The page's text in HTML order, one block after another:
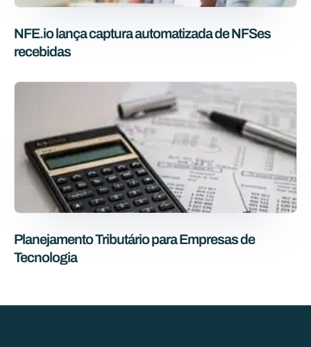
NFE.io lança captura automatizada de NFSes
recebidas
Planejamento Tributário para Empresas de
Tecnologia